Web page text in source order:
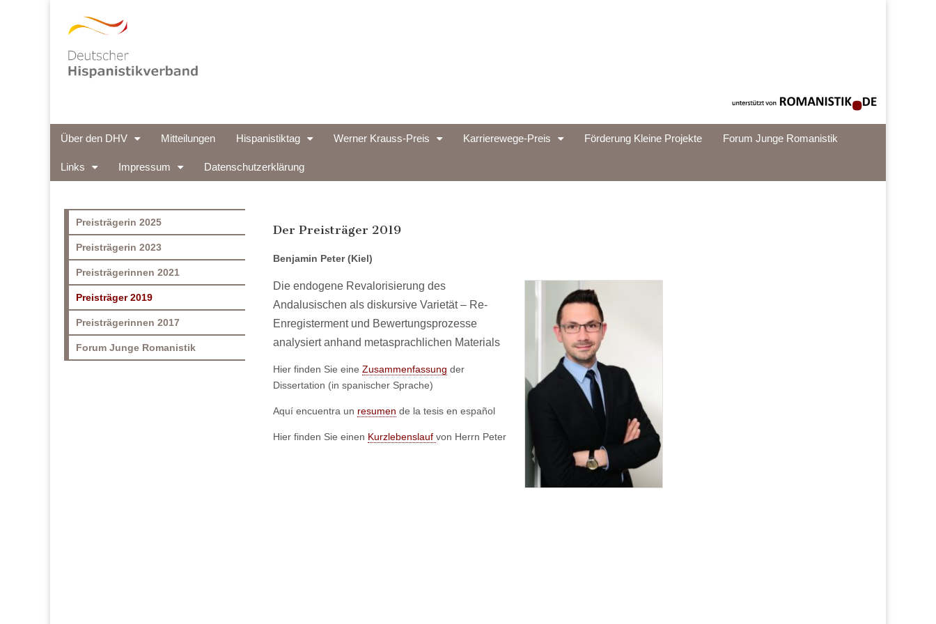
Deutscher
Hispanistikverband
Main
Skip
Über den DHV Mitteilungen Hispanistiktag Werner Krauss-Preis Karrierewege-Preis Förderung Kleine Projekte Forum Junge Romanistik
Links Impressum Datenschutzerklärung
Der Preisträger 2019
Benjamin Peter (Kiel)
Die endogene Revalorisierung des
Andalusischen als diskursive Varietät – Re-
Enregisterment und Bewertungsprozesse
analysiert anhand metasprachlichen Materials
Hier finden Sie eine Zusammenfassung der
Dissertation (in spanischer Sprache)
Aquí encuentra un resumen de la tesis en español
Hier finden Sie einen Kurzlebenslauf von Herrn Peter
Preisträgerin 2025
Preisträgerin 2023
Preisträgerinnen 2021
Preisträger 2019
Preisträgerinnen 2017
Forum Junge Romanistik